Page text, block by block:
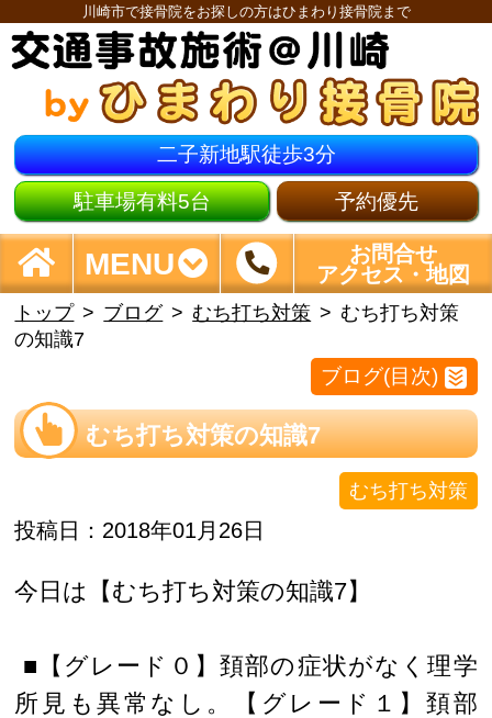
川崎市で接骨院をお探しの方はひまわり接骨院まで
二子新地駅徒歩3分
駐車場有料5台 予約優先
MENU
お問合せ
アクセス・地図
トップ ブログ むち打ち対策
むち打ち対策
の知識7
ブログ(目次)
むち打ち対策の知識7
むち打ち対策
投稿日：2018年01月26日
今日は【むち打ち対策の知識7】
■【グレード０】頚部の症状がなく理学
所見も異常なし。【グレード１】頚部